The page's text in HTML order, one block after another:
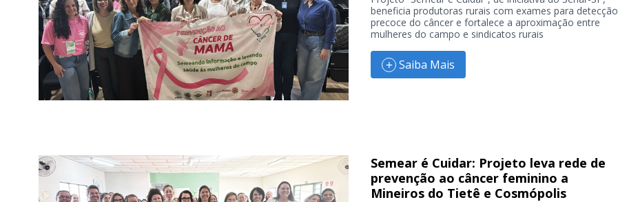
beneficia produtoras rurais com exames para detecção
precoce do câncer e fortalece a aproximação entre
mulheres do campo e sindicatos rurais
Saiba Mais
Semear é Cuidar: Projeto leva rede de
prevenção ao câncer feminino a
Mineiros do Tietê e Cosmópolis